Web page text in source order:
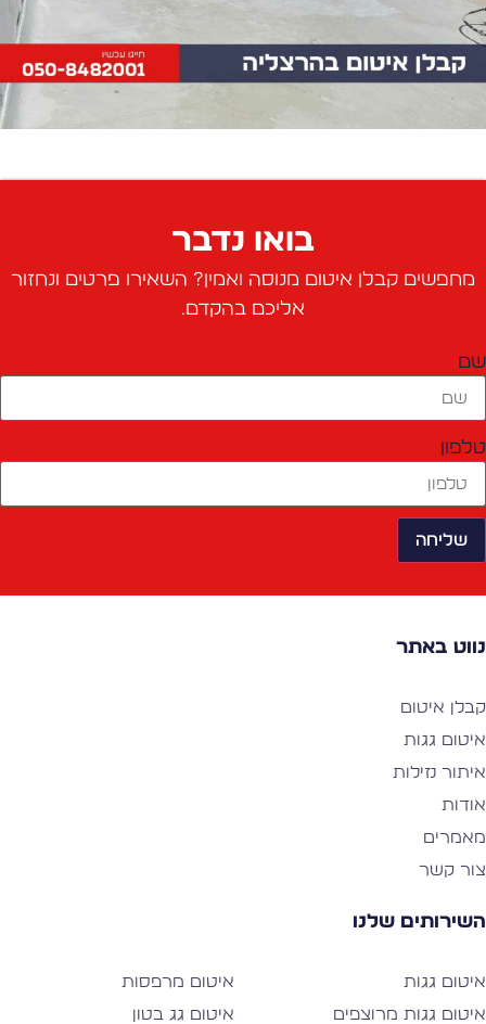
בואו נדבר
מחפשים קבלן איטום מנוסה ואמין? השאירו פרטים ונחזור
אליכם בהקדם.
שליחה
באתר
איטום
גגות
נזילות
קשר
שלנו
גגות
גגות מרוצפים
איטום מרפסות
איטום גג בטון